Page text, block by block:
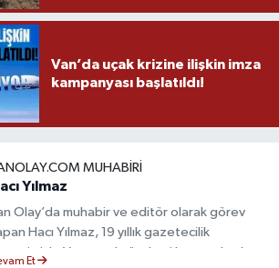
Van’da uçak krizine ilişkin imza
kampanyası başlatıldı!
MUHABIRI
Yılmaz
Olay’da muhabir ve editör olarak görev
Hacı Yılmaz, 19 yıllık gazetecilik
Van yerel gündemi başta olmak
Et